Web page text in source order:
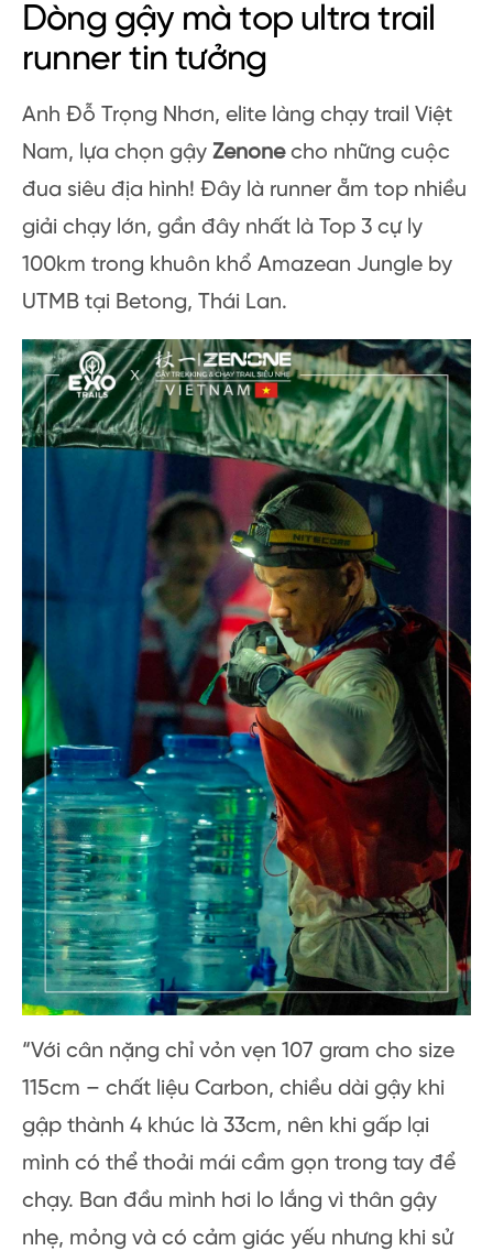
Dòng gậy mà top ultra trail
runner tin tưởng
Anh Đỗ Trọng Nhơn, elite làng chạy trail Việt
Nam, lựa chọn gậy Zenonecho những cuộc
đua siêu địa hình! Đây là runner ẵm top nhiều
giải chạy lớn, gần đây nhất là Top 3 cự ly
100km trong khuôn khổ Amazean Jungle by
UTMB tại Betong, Thái Lan.
“Với cân nặng chỉ vỏn vẹn 107 gram cho size
115cm – chất liệu Carbon, chiều dài gậy khi
gập thành 4 khúc là 33cm, nên khi gấp lại
mình có thể thoải mái cầm gọn trong tay để
chạy. Ban đầu mình hơi lo lắng vì thân gậy
nhẹ, mỏng và có cảm giác yếu nhưng khi sử